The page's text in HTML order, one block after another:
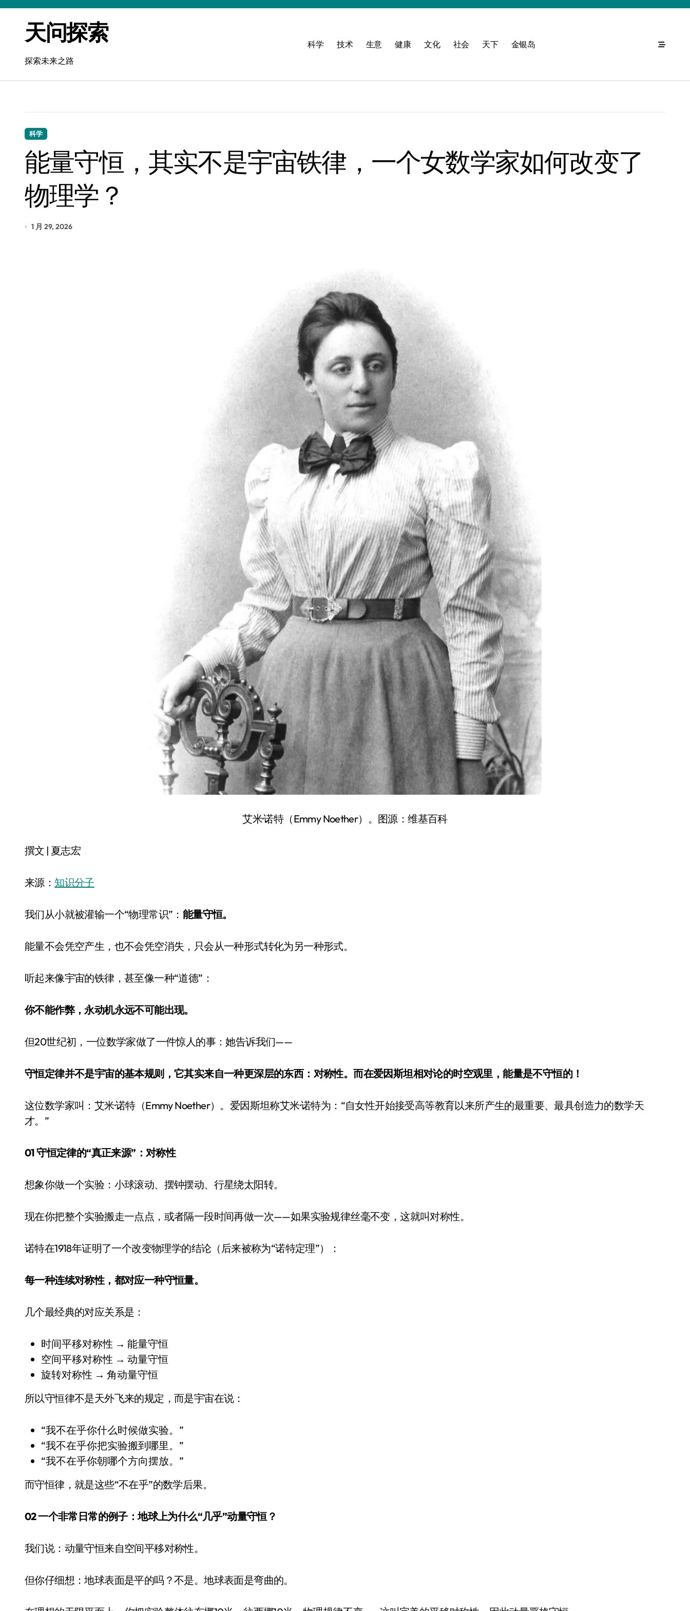
天问探索
探索未来之路
科学 技术 生意 健康 文化 社会 天下 金银岛
科学
能量守恒，其实不是宇宙铁律，一个女数学家如何改变了
物理学？
1 月 29, 2026
艾米·诺特（Emmy Noether）。图源：维基百科
撰文 | 夏志宏
来源：知识分子
我们从小就被灌输一个“物理常识”： 能量守恒。
能量不会凭空产生，也不会凭空消失，只会从一种形式转化为另一种形式。
听起来像宇宙的铁律，甚至像一种“道德”：
你不能作弊，永动机永远不可能出现。
但20世纪初，一位数学家做了一件惊人的事：她告诉我们——
守恒定律并不是宇宙的基本规则，它其实来自一种更深层的东西：对称性。而在爱因斯坦相对论的时空观里，能量是不守恒的！
这位数学家叫：艾米·诺特（Emmy Noether）。爱因斯坦称艾米·诺特为：“自女性开始接受高等教育以来所产生的最重要、最具创造力的数学天
才。”
01 守恒定律的“真正来源”：对称性
想象你做一个实验：小球滚动、摆钟摆动、行星绕太阳转。
现在你把整个实验搬走一点点，或者隔一段时间再做一次——如果实验规律丝毫不变，这就叫对称性。
诺特在1918年证明了一个改变物理学的结论（后来被称为“诺特定理”）：
每一种连续对称性，都对应一种守恒量。
几个最经典的对应关系是：
时间平移对称性 → 能量守恒
空间平移对称性 → 动量守恒
旋转对称性 → 角动量守恒
所以守恒律不是天外飞来的规定，而是宇宙在说：
“我不在乎你什么时候做实验。”
“我不在乎你把实验搬到哪里。”
“我不在乎你朝哪个方向摆放。”
而守恒律，就是这些“不在乎”的数学后果。
02 一个非常日常的例子：地球上为什么“几乎”动量守恒？
我们说：动量守恒来自空间平移对称性。
但你仔细想：地球表面是平的吗？不是。地球表面是弯曲的。